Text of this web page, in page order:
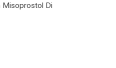
Misoprostol Di